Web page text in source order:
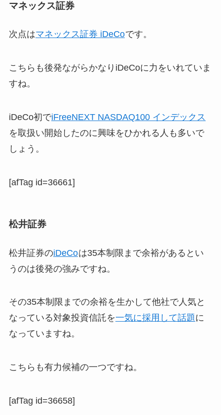
マネックス証券
次点はマネックス証券 iDeCoです。
こちらも後発ながらかなりiDeCoに力をいれていま
すね。
iDeCo初でiFreeNEXT NASDAQ100 インデックス
を取扱い開始したのに興味をひかれる人も多いで
しょう。
[afTag id=36661]
松井証券
松井証券のiDeCoは35本制限まで余裕があるとい
うのは後発の強みですね。
その35本制限までの余裕を生かして他社で人気と
なっている対象投資信託を一気に採用して話題に
なっていますね。
こちらも有力候補の一つですね。
[afTag id=36658]